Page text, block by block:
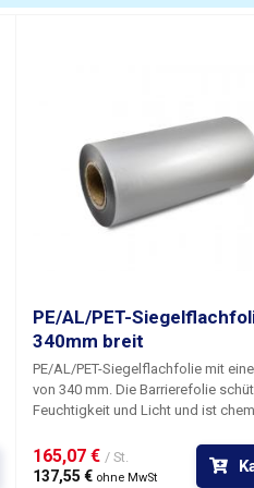
160mm fest
100-240°C
340mm
Integrierte
Standzeit)
PE/AL/PET-
340mm breit
PE/AL/PET-Siegelflachfolie mit
von 340 mm.Die Barrierefolie schützt vor
Feuchtigkeit und Licht und ist
Trockenmitteln verwendet werden.
richtiger Verwendung der
165,07 € / St.
137,55 € ohne MwSt